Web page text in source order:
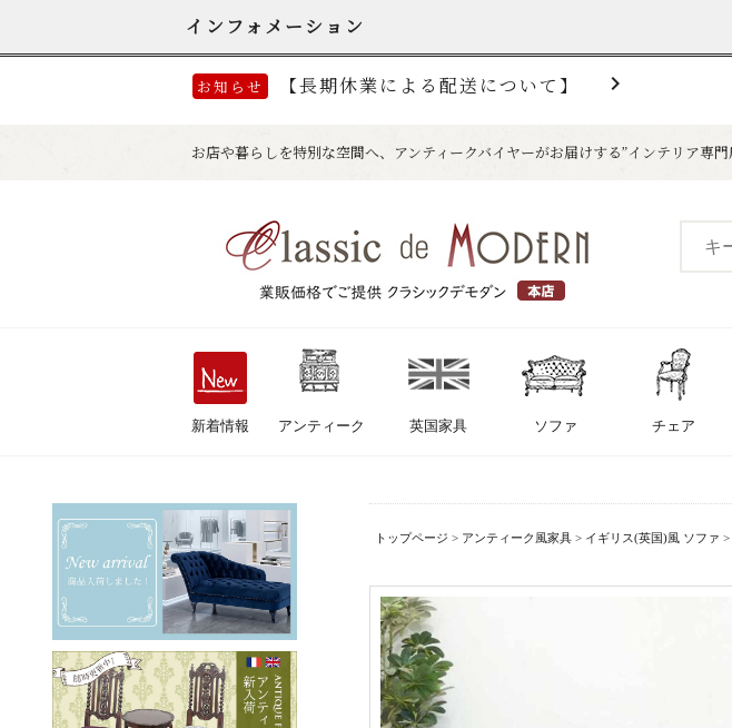
トップページ > アンティーク風家具 > イギリス(英国)風 ソファ >